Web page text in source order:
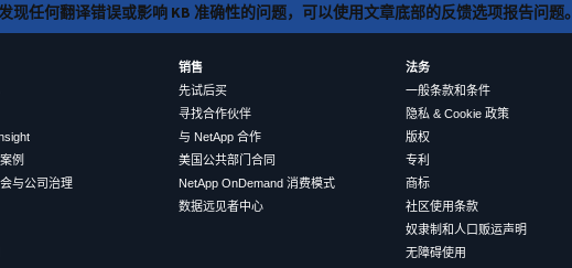
现任何翻译错误或影响 KB 准确性的问题，可以使用文章底部的反馈选项报告问题。
例
与公司治理
销售
先试后买
寻找合作伙伴
与 NetApp 合作
美国公共部门合同
NetApp OnDemand 消费模式
数据远见者中心
法务
一般条款和条件
隐私 & Cookie 政策
版权
专利
商标
社区使用条款
奴隶制和人口贩运声明
无障碍使用